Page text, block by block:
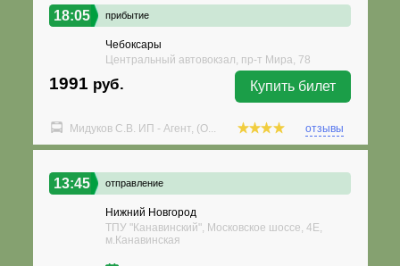
18:05 прибытие
Чебоксары
Центральный автовокзал, пр-т Мира, 78
1991 руб. Купить билет
Мидуков С.В. ИП - Агент, (О... отзывы
13:45 отправление
Нижний Новгород
ТПУ "Канавинский", Московское шоссе, 4Е,
м.Канавинская